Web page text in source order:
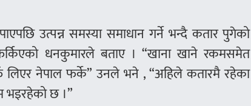
उत्पन्न समस्या समाधान गर्ने भन्दै कतार पुगेको
धनकुमारले बताए । “खाना खाने रकमसमेत
नेपाल फर्के” उनले भने , “अहिले कतारमै रहेका
भइरहेको छ ।”